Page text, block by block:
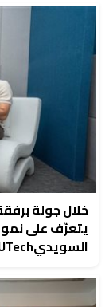
خلال جولة
يتعرّف على
السويديSUTech